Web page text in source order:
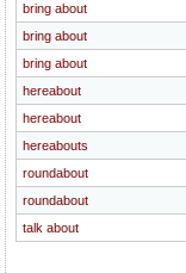
bring about
bring about
bring about
hereabout
hereabout
hereabouts
roundabout
roundabout
talk about